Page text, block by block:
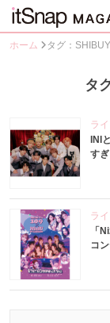
ホーム タグ：
タ
ラ
INI
すぎ
ラ
「
コ